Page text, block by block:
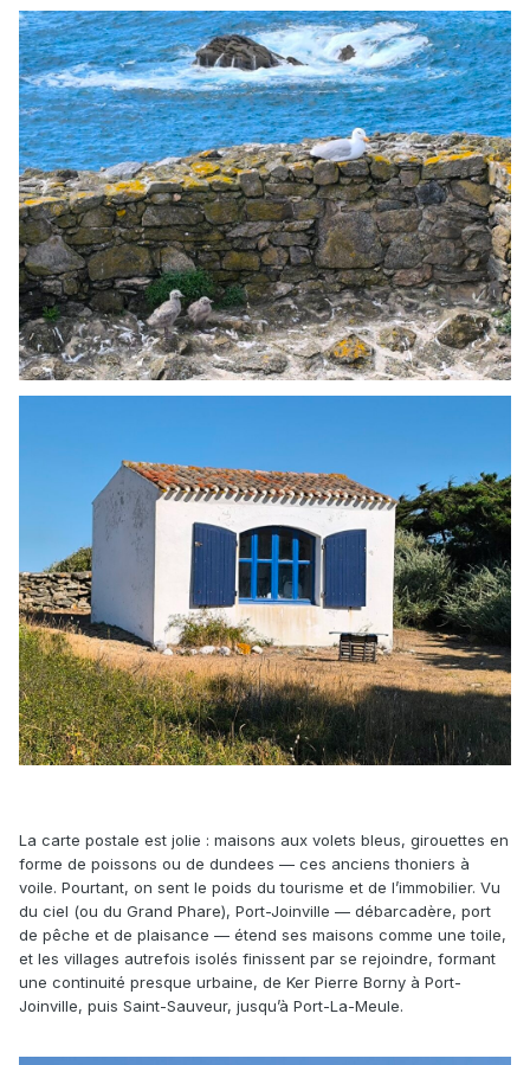
La carte postale est jolie : maisons aux volets bleus, girouettes en
forme de poissons ou de dundees — ces anciens thoniers à
voile. Pourtant, on sent le poids du tourisme et de l’immobilier. Vu
du ciel (ou du Grand Phare), Port-Joinville — débarcadère, port
de pêche et de plaisance — étend ses maisons comme une toile,
et les villages autrefois isolés finissent par se rejoindre, formant
une continuité presque urbaine, de Ker Pierre Borny à Port-
Joinville, puis Saint-Sauveur, jusqu’à Port-La-Meule.